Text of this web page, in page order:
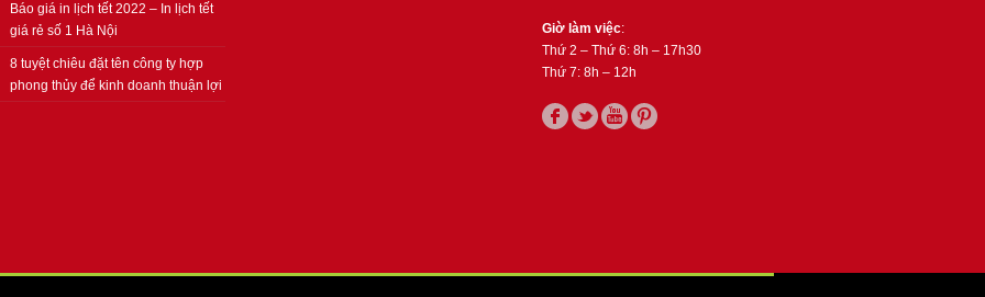
Báo giá in lịch tết 2022 – In lịch tết
giá rẻ số 1 Hà Nội
8 tuyệt chiêu đặt tên công ty hợp
phong thủy để kinh doanh thuận lợi
Giờ làm việc:
Thứ 2 – Thứ 6: 8h – 17h30
Thứ 7: 8h – 12h